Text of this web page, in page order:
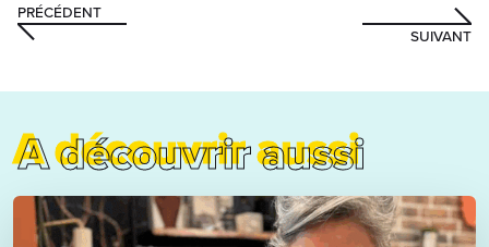
PRÉCÉDENT
SUIVANT
A découvrir aussi
A découvrir aussi